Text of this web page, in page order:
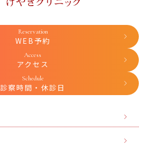
Reservation
WEB予約
Access
アクセス
Schedule
診察時間・休診日